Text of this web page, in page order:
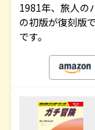
1981年、旅人の
の初版が復刻版
です。